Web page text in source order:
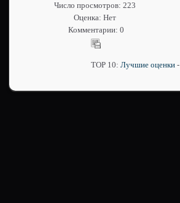
Число просмотров: 223
Оценка: Нет
Комментарии: 0
TOP 10: Лучшие оценки-